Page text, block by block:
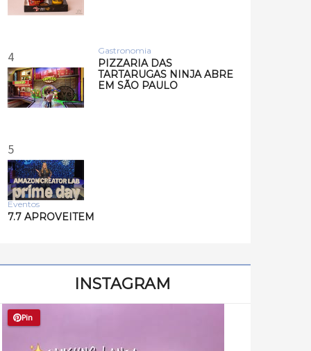
4 Gastronomia
PIZZARIA DAS
TARTARUGAS NINJA ABRE
EM SÃO PAULO
5
Eventos
7.7 APROVEITEM
INSTAGRAM
Pin